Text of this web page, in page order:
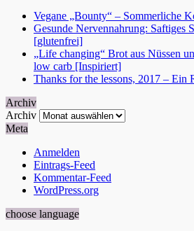
Vegane „Bounty“ – Sommerliche
Gesunde Nervennahrung: Saftiges
[glutenfrei]
„Life changing“ Brot aus Nüssen
low carb [Inspiriert]
Thanks for the lessons, 2017 –
Archiv
Archiv
Meta
Anmelden
Eintrags-Feed
Kommentar-Feed
WordPress.org
choose language